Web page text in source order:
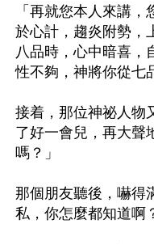
「再就您本人來講
於心計，趨炎附勢，
八品時，心中暗喜，
性不夠，神將你從七
接着，那位神祕人物
了好一會兒，再大聲
嗎？」
那個朋友聽後，嚇得
私，你怎麼都知道啊